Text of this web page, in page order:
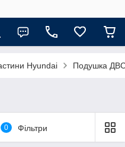
Hyundai Подушка
0 Фільтри